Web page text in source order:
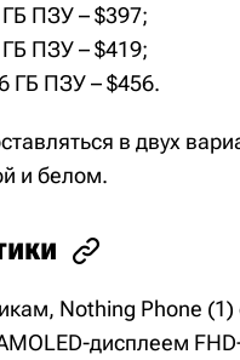
ПЗУ – $397;
ПЗУ – $419;
ГБ ПЗУ – $456.
в двух
и белом.
Nothing Phone (1)
дисплеем